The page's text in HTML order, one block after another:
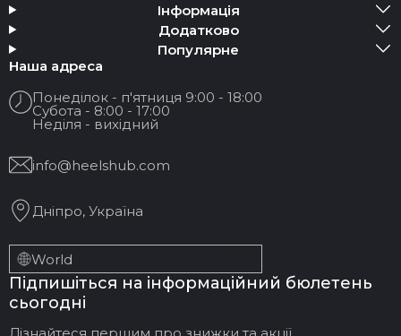
Додати медіа
Ваше Ім'я:
Ваш Email
Назва відгуку
Ваш відгук:
Інформація
Додатково
Популярне
Наша адреса
Понеділок - п'ятниця 9:00 - 18:00
Субота - 8:00 - 17:00
Неділя - вихідний
info@heelshub.com
Дніпро, Україна
World
Підпишіться на інформаційний бюлетень
сьогодні